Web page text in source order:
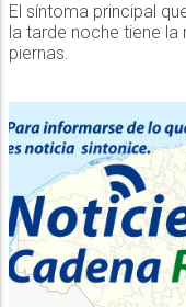
El síntoma principal
la tarde noche tiene
piernas.